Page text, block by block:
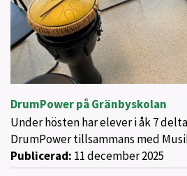
DrumPower på Gränbyskolan
Under hösten har elever i åk 7
DrumPower tillsammans med
Publicerad: 11 december 2025